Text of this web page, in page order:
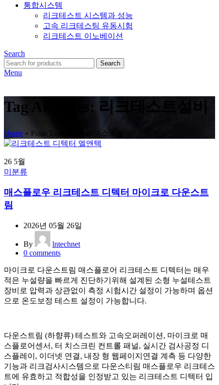
통합시스템
리크테스트 시스템과 성능
고속 리크테스팅 유동시험
리크테스트 이노베이션
Search
Search
Menu
Tag Archives: 리크테스트설비
Home » Posts Tagged "리크테스트설비"
26 5월
미분류
매스플로우 리크테스트 디텍터 마이크로 다운스트
림
2026년 05월 26일
By
lntechnet
0 comments
마이크로 다운스트림 매스플로어 리크테스트 디텍터는 매우
적은 누설량을 빠르게 진단하기위해 설계된 소형 누설테스트
장비로 압력과 상관없이 측정 시험시간 설정이 가능하며 옵션
으로 온도보정 테스트 설정이 가능합니다.
다운스트림 (하향류) 테스트와 고속오퍼레이션, 마이크로 매
스플로어센서, 터 치스크린 컨트롤 패널, 실시간 검사공정 디
스플레이, 이더넷 연결, 내장 형 웹페이지연결 계측 등 다양한
기능과 리크검사시스템으로 다운스티림 매스플로우 리크테스
트에 유효하고 적합성을 인정받고 있는 리크테스트 디텍터 입